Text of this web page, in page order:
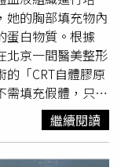
沾有植物的手指觸
物質，牠可能會
抹，或是牠觀察群
也持續觀察其他
技能。印尼一隻紅
X）
她的胸部填充物內
蛋白物質。根據
北京一間醫美整形
「CRT自體膠原
需填充假體，只需
打針一樣約20分鐘
負責人聲稱，因為
術費用高達194萬
繼續閱讀